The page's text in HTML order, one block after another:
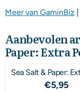
Meer van GaminBiz |
Aanbevolen
Paper: Extra
Sea Salt & Paper:
Prijs:
€5,95